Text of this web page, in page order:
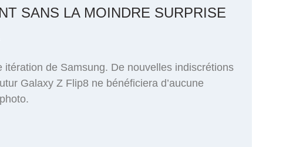
SANS LA MOINDRE SURPRISE
de Samsung. De nouvelles indiscrétions
Galaxy Z Flip8 ne bénéficiera d’aucune